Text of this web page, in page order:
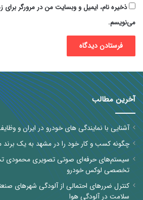
ذخیره نام، ایمیل و وبسایت من در مرورگر برای
می‌نویسم.
آخرین مطالب
آشنایی با نمایندگی های خودرو در ایران و
چگونه کسب و کار خود را در مشهد به یک برند
سیستم‌های حرفه‌ای صوتی تصویری محمودی
تخصصی لوکس خودرو
کنترل ضررهای احتمالی از آلودگی شهرهای
سلامت در آلودگی هوا